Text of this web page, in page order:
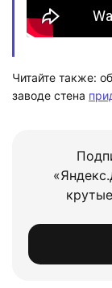
Читайте также:
заводе стена